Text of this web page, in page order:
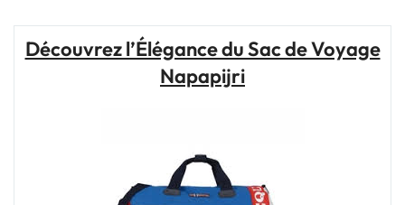
Découvrez l’Élégance du Sac de Voyage
Napapijri